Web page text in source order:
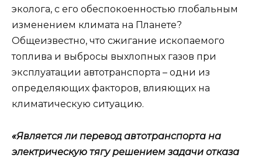
эколога, с его обеспокоенностью глобальным
изменением климата на Планете?
Общеизвестно, что сжигание ископаемого
топлива и выбросы выхлопных газов при
эксплуатации автотранспорта – одни из
определяющих факторов, влияющих на
климатическую ситуацию.
«Является ли перевод автотранспорта на
электрическую тягу решением задачи отказа